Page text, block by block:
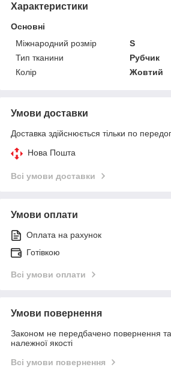
Характеристики
Основні
Міжнародний розмір
S
Тип тканини
Рубчик
Колір
Жовтий
Умови доставки
Доставка здійснюється тільки по
Нова Пошта
Всі умови доставки
Умови оплати
Оплата на рахунок
Готівкою
Всі умови оплати
Умови повернення
Законом не передбачено повернення
належної якості
Всі умови повернення